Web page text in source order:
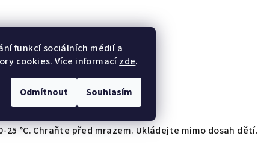
funkcí sociálních médií a
cookies. Více informacízde.
Odmítnout Souhlasím
°C. Chraňte před mrazem. Ukládejte mimo dosah dětí.